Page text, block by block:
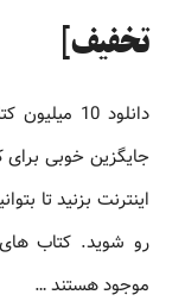
تخفیف]
جایگزین خوبی
اینترنت بزنید تا
رو شوید. کتاب
موجود هستند …